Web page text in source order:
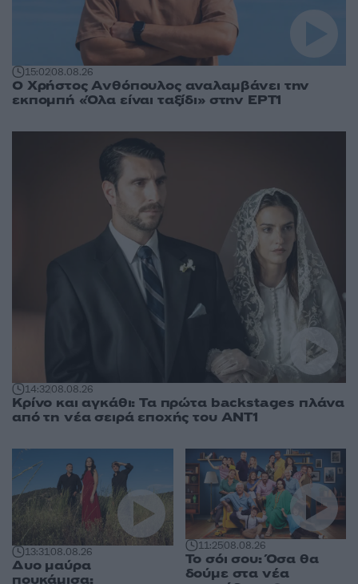
15:0208.08.26
Ο Χρήστος Ανθόπουλος αναλαμβάνει την
εκπομπή «Όλα είναι ταξίδι» στην ΕΡΤ1
14:3208.08.26
Κρίνο και αγκάθι: Τα πρώτα backstages πλάνα
από τη νέα σειρά εποχής του ΑΝΤ1
13:3108.08.26
Δυο μαύρα
πουκάμισα:
11:2508.08.26
Το σόι σου: Όσα θα
δούμε στα νέα